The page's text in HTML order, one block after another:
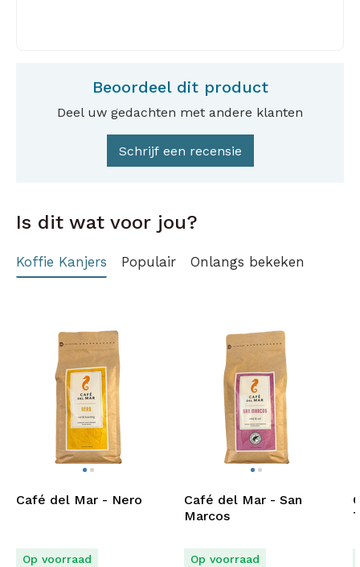
Beoordeel dit product
Deel uw gedachten met andere klanten
Schrijf een recensie
Is dit wat voor jou?
Koffie Kanjers Populair Onlangs bekeken
Café del Mar - Nero
Op voorraad
Café del Mar - San
Marcos
Op voorraad